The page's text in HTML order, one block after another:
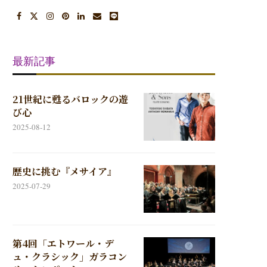
最新記事
21世紀に甦るバロックの遊
び心
2025-08-12
歴史に挑む『メサイア』
2025-07-29
第4回「エトワール・デ
ュ・クラシック」ガラコン